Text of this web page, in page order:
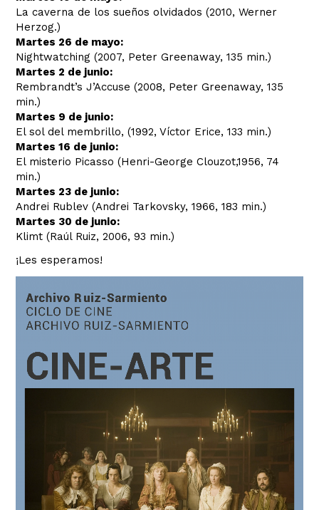
La caverna de los sueños olvidados (2010, Werner
Herzog.)
Martes 26 de mayo:
Nightwatching (2007, Peter Greenaway, 135 min.)
Martes 2 de junio:
Rembrandt’s J’Accuse (2008, Peter Greenaway, 135
min.)
Martes 9 de junio:
El sol del membrillo, (1992, Víctor Erice, 133 min.)
Martes 16 de junio:
El misterio Picasso (Henri-George Clouzot,1956, 74
min.)
Martes 23 de junio:
Andrei Rublev (Andrei Tarkovsky, 1966, 183 min.)
Martes 30 de junio:
Klimt (Raúl Ruiz, 2006, 93 min.)
¡Les esperamos!